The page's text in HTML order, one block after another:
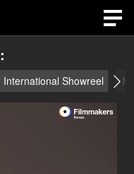
:
International Showreel